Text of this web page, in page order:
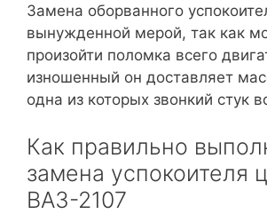
Замена оборванного
вынужденной мерой, так как
произойти поломка всего
изношенный он доставляет
одна из которых звонкий стук
Как правильно
замена успокоителя
ВАЗ-2107